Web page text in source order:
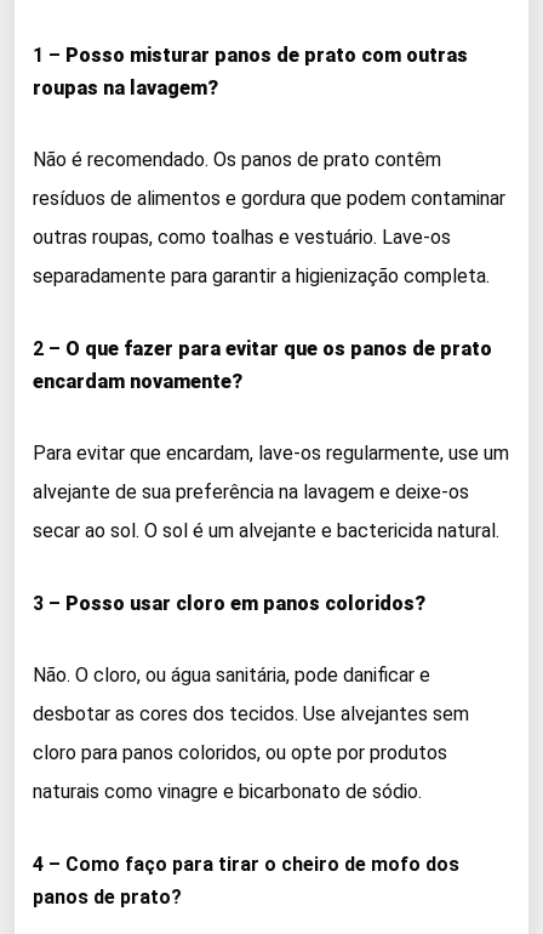
1 – Posso misturar panos de prato com outras
roupas na lavagem?
Não é recomendado. Os panos de prato contêm
resíduos de alimentos e gordura que podem contaminar
outras roupas, como toalhas e vestuário. Lave-os
separadamente para garantir a higienização completa.
2 – O que fazer para evitar que os panos de prato
encardam novamente?
Para evitar que encardam, lave-os regularmente, use um
alvejante de sua preferência na lavagem e deixe-os
secar ao sol. O sol é um alvejante e bactericida natural.
3 – Posso usar cloro em panos coloridos?
Não. O cloro, ou água sanitária, pode danificar e
desbotar as cores dos tecidos. Use alvejantes sem
cloro para panos coloridos, ou opte por produtos
naturais como vinagre e bicarbonato de sódio.
4 – Como faço para tirar o cheiro de mofo dos
panos de prato?